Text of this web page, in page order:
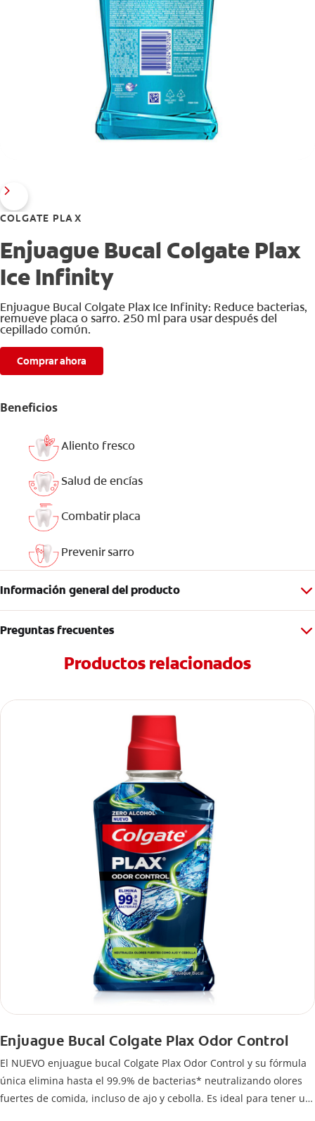
COLGATE PLAX
Enjuague Bucal Colgate Plax
Ice Infinity
Enjuague Bucal Colgate Plax Ice Infinity: Reduce bacterias,
remueve placa o sarro. 250 ml para usar después del
cepillado común.
Comprar ahora
Beneficios
Aliento fresco
Salud de encías
Combatir placa
Prevenir sarro
Información general del producto
Preguntas frecuentes
Productos relacionados
Enjuague Bucal Colgate Plax Odor Control
El NUEVO enjuague bucal Colgate Plax Odor Control y su fórmula
única elimina hasta el 99.9% de bacterias* neutralizando olores
fuertes de comida, incluso de ajo y cebolla. Es ideal para tener un